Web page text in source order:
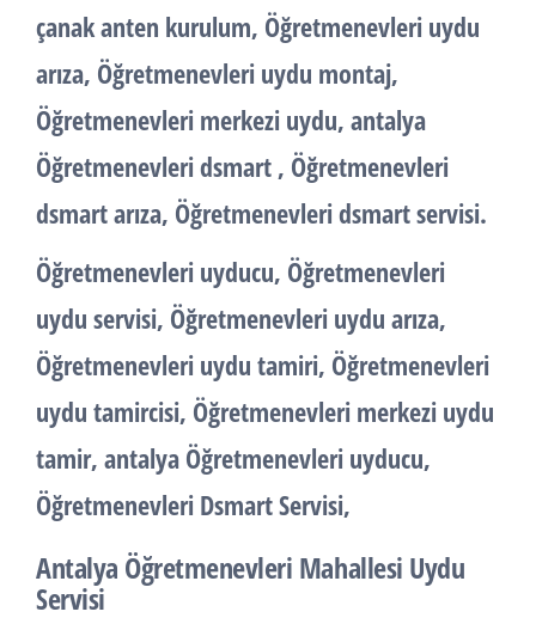
çanak anten kurulum, Öğretmenevleri uydu
arıza, Öğretmenevleri uydu montaj,
Öğretmenevleri merkezi uydu, antalya
Öğretmenevleri dsmart , Öğretmenevleri
dsmart arıza, Öğretmenevleri dsmart servisi.
Öğretmenevleri uyducu, Öğretmenevleri
uydu servisi, Öğretmenevleri uydu arıza,
Öğretmenevleri uydu tamiri, Öğretmenevleri
uydu tamircisi, Öğretmenevleri merkezi uydu
tamir, antalya Öğretmenevleri uyducu,
Öğretmenevleri Dsmart Servisi,
Antalya Öğretmenevleri Mahallesi Uydu
Servisi